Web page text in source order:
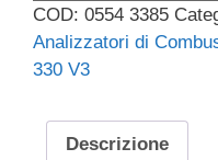
-
codice
05543385
COD: 0554 3385
Analizzatori di
330 V3
Descrizione